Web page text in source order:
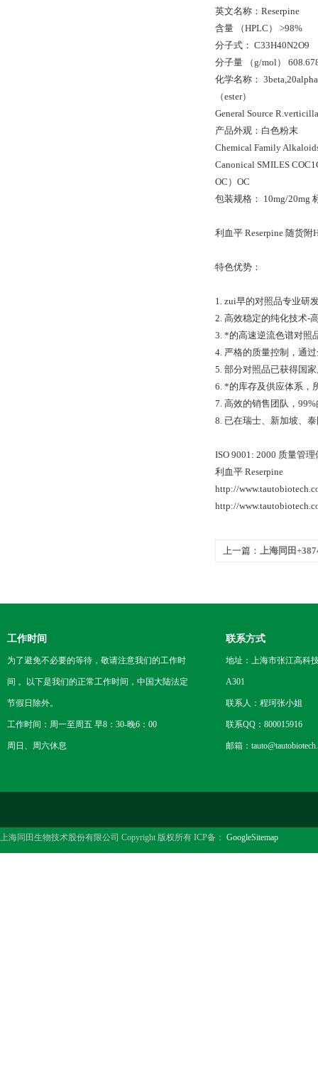
英文名称：Reserpine
含量 （HPLC） >98%
分子式： C33H40N2O9
分子量 （g/mol）
化学名称：
（ester）
General Source
产品外观：白色粉末
Chemical Family
Canonical SMILES
OC）OC
包装规格： 10mg/20mg
利血平 Reserpine 随货
特色优势：
1. zui早的对照品专业研
2. 高效稳定的纯化技术-
3. *的高速逆流色谱对照
4. 严格的质量控制，通
5. 部分对照品已获得国
6. *的库存及供应体系，
7. 高效的销售团队，
8. 已在瑞士、新加坡、
ISO 9001: 2000 质量管
利血平 Reserpine
http://
http://
上一篇： 上海同田
工作时间
为了避免不必要的等待，敬请注意我们的工作时
间 。以下是我们的正常工作时间，中国大陆法定
节假日除外。
工作时间：周一至周五 早8：30-晚6：00
周日、周六休息
联系方式
地址：上海市张江高科
A301
联系人：程珂张小姐
联系QQ：800015916
邮箱：
上海同田生物技术股份有限公司 Copyright 版权所有 ICP备： GoogleSitemap